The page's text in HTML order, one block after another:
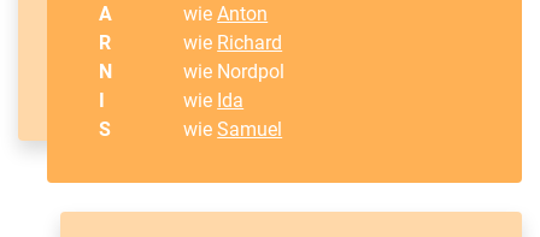
A wieAnton
R
wie Richard
N
wie Nordpol
I
wie Ida
S
wieSamuel